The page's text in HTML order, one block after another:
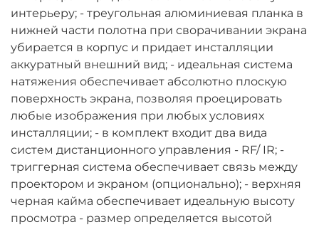
интерьеру; - треугольная алюминиевая планка в
нижней части полотна при сворачивании экрана
убирается в корпус и придает инсталляции
аккуратный внешний вид; - идеальная система
натяжения обеспечивает абсолютно плоскую
поверхность экрана, позволяя проецировать
любые изображения при любых условиях
инсталляции; - в комплект входит два вида
систем дистанционного управления - RF/ IR; -
триггерная система обеспечивает связь между
проектором и экраном (опционально); - верхняя
черная кайма обеспечивает идеальную высоту
просмотра - размер определяется высотой